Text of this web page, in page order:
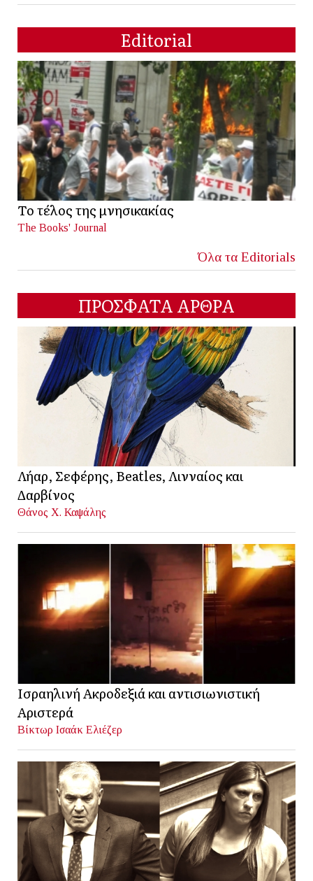
Editorial
Το τέλος της μνησικακίας
The Books' Journal
Όλα τα Editorials
ΠΡΟΣΦΑΤΑ ΑΡΘΡΑ
Λήαρ, Σεφέρης, Beatles, Λινναίος και
Δαρβίνος
Θάνος Χ. Καψάλης
Ισραηλινή Ακροδεξιά και αντισιωνιστική
Αριστερά
Βίκτωρ Ισαάκ Ελιέζερ